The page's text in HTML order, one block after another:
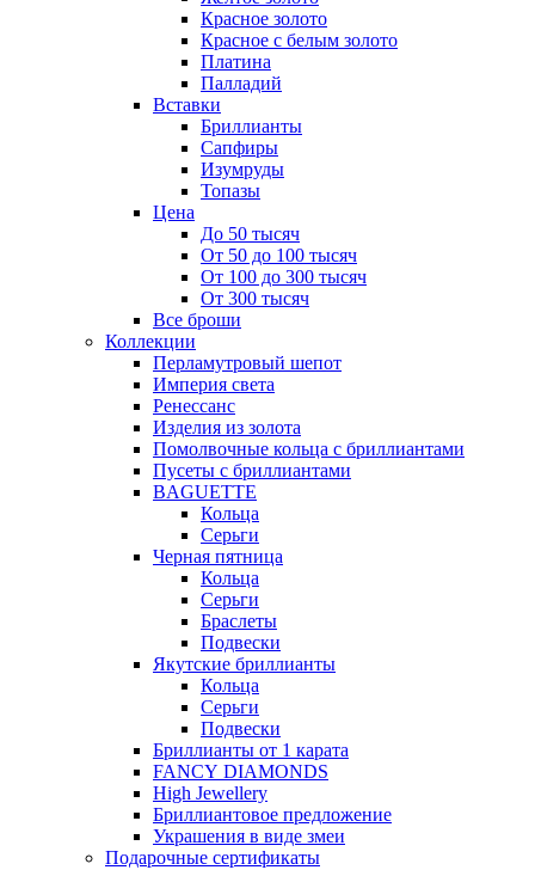
Красное золото
Красное с белым золото
Платина
Палладий
Вставки
Бриллианты
Сапфиры
Изумруды
Топазы
Цена
До 50 тысяч
От 50 до 100 тысяч
От 100 до 300 тысяч
От 300 тысяч
Все броши
Коллекции
Перламутровый шепот
Империя света
Ренессанс
Изделия из золота
Помолвочные кольца с бриллиантами
Пусеты с бриллиантами
BAGUETTE
Кольца
Серьги
Черная пятница
Кольца
Серьги
Браслеты
Подвески
Якутские бриллианты
Кольца
Серьги
Подвески
Бриллианты от 1 карата
FANCY DIAMONDS
High Jewellery
Бриллиантовое предложение
Украшения в виде змеи
Подарочные сертификаты